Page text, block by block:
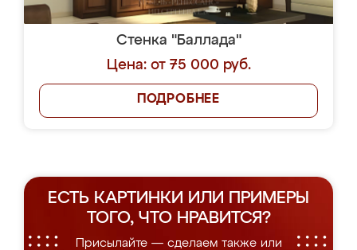
Стенка "Баллада"
Цена: от 75 000 руб.
ПОДРОБНЕЕ
ЕСТЬ КАРТИНКИ ИЛИ ПРИМЕРЫ
ТОГО, ЧТО НРАВИТСЯ?
Присылайте — сделаем также или